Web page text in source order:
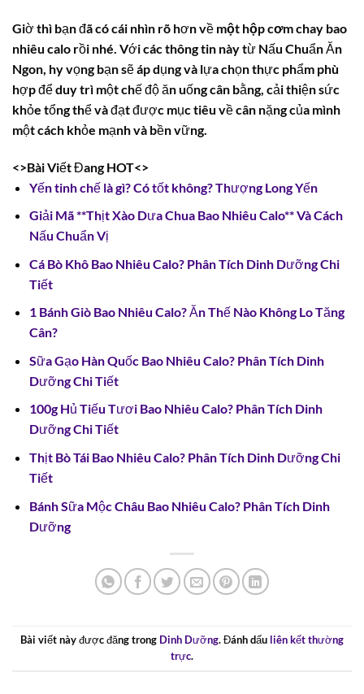
Giờ thì bạn đã có cái nhìn rõ hơn về một hộp cơm chay bao
nhiêu calo rồi nhé. Với các thông tin này từ Nấu Chuẩn Ăn
Ngon, hy vọng bạn sẽ áp dụng và lựa chọn thực phẩm phù
hợp để duy trì một chế độ ăn uống cân bằng, cải thiện sức
khỏe tổng thể và đạt được mục tiêu về cân nặng của mình
một cách khỏe mạnh và bền vững.
<>Bài Viết Đang HOT<>
Yến tinh chế là gì? Có tốt không? Thượng Long Yến
Giải Mã **Thịt Xào Dưa Chua Bao Nhiêu Calo** Và Cách
Nấu Chuẩn Vị
Cá Bò Khô Bao Nhiêu Calo? Phân Tích Dinh Dưỡng Chi
Tiết
1 Bánh Giò Bao Nhiêu Calo? Ăn Thế Nào Không Lo Tăng
Cân?
Sữa Gạo Hàn Quốc Bao Nhiêu Calo? Phân Tích Dinh
Dưỡng Chi Tiết
100g Hủ Tiếu Tươi Bao Nhiêu Calo? Phân Tích Dinh
Dưỡng Chi Tiết
Thịt Bò Tái Bao Nhiêu Calo? Phân Tích Dinh Dưỡng Chi
Tiết
Bánh Sữa Mộc Châu Bao Nhiêu Calo? Phân Tích Dinh
Dưỡng
Bài viết này được đăng trong Dinh Dưỡng. Đánh dấu liên kết thường
trực.